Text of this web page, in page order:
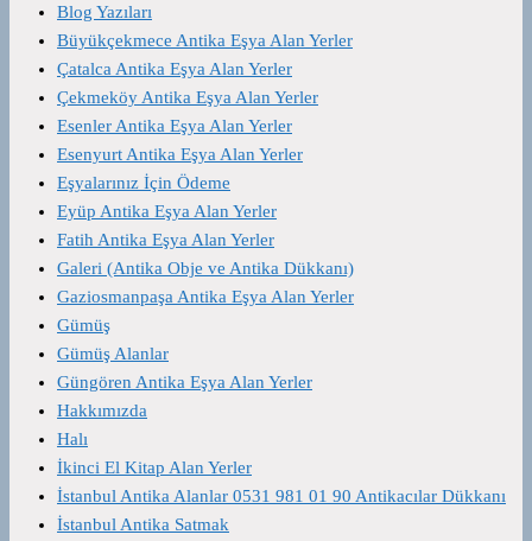
Blog Yazıları
Büyükçekmece Antika Eşya Alan Yerler
Çatalca Antika Eşya Alan Yerler
Çekmeköy Antika Eşya Alan Yerler
Esenler Antika Eşya Alan Yerler
Esenyurt Antika Eşya Alan Yerler
Eşyalarınız İçin Ödeme
Eyüp Antika Eşya Alan Yerler
Fatih Antika Eşya Alan Yerler
Galeri (Antika Obje ve Antika Dükkanı)
Gaziosmanpaşa Antika Eşya Alan Yerler
Gümüş
Gümüş Alanlar
Güngören Antika Eşya Alan Yerler
Hakkımızda
Halı
İkinci El Kitap Alan Yerler
İstanbul Antika Alanlar 0531 981 01 90 Antikacılar Dükkanı
İstanbul Antika Satmak